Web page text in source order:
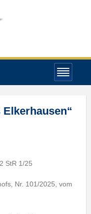
StR 1/25
Nr. 101/2025, vom